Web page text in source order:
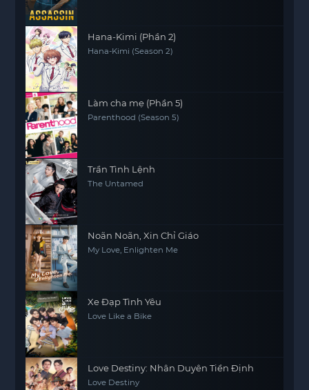
Hana-Kimi (Phần 2)
Hana-Kimi (Season 2)
Làm cha mẹ (Phần 5)
Parenthood (Season 5)
Trần Tình Lệnh
The Untamed
Noãn Noãn, Xin Chỉ Giáo
My Love, Enlighten Me
Xe Đạp Tình Yêu
Love Like a Bike
Love Destiny: Nhân Duyên Tiền Định
Love Destiny